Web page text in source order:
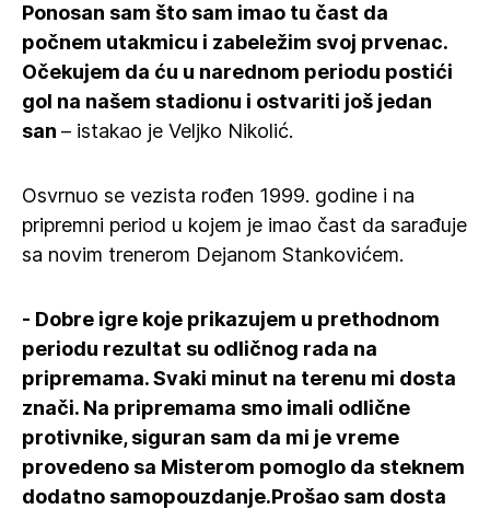
Ponosan sam što sam imao tu čast da
počnem utakmicu i zabeležim svoj prvenac.
Očekujem da ću u narednom periodu postići
gol na našem stadionu i ostvariti još jedan
san – istakao je Veljko Nikolić.
Osvrnuo se vezista rođen 1999. godine i na
pripremni period u kojem je imao čast da sarađuje
sa novim trenerom Dejanom Stankovićem.
- Dobre igre koje prikazujem u prethodnom
periodu rezultat su odličnog rada na
pripremama. Svaki minut na terenu mi dosta
znači. Na pripremama smo imali odlične
protivnike, siguran sam da mi je vreme
provedeno sa Misterom pomoglo da steknem
dodatno samopouzdanje.Prošao sam dosta